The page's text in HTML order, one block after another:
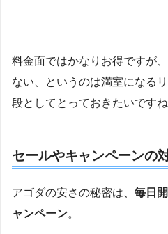
料金面ではかなりお得ですが
ない、というのは満室になる
段としてとっておきたいですね
セールやキャンペーンの
アゴダの安さの秘密は、 毎日
ャンペーン。